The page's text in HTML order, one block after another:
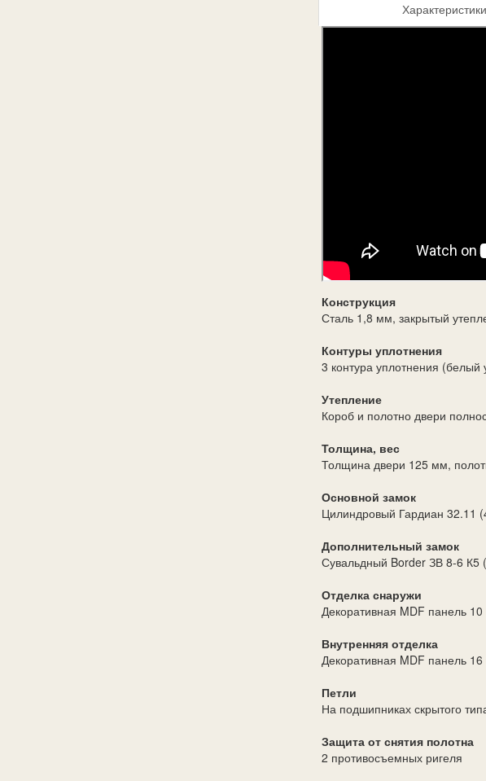
Характеристики
Конструкция
Сталь 1,8 мм, закрытый
Контуры уплотнения
3 контура уплотнения (белый
Утепление
Короб и полотно двери
Толщина, вес
Толщина двери 125 мм,
Основной замок
Цилиндровый Гардиан 32.11
Дополнительный замок
Сувальдный Border ЗВ 8-6 К5
Отделка снаружи
Декоративная MDF панель
Внутренняя отделка
Декоративная MDF панель
Петли
На подшипниках скрытого
Защита от снятия полотна
2 противосъемных ригеля